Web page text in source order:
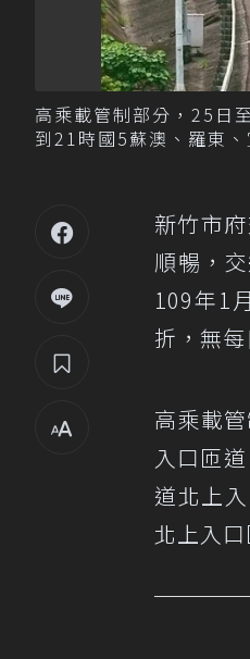
高乘載管制部分，25日
到21時國5蘇澳、羅東
新竹市
順暢，
109年1
折，無
高乘載
入口匝
道北上
北上入口